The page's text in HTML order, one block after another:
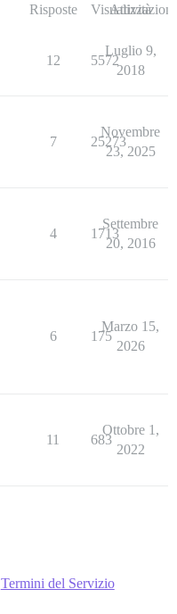
Risposte Visualizzazioni
Attività
12 5572
Luglio 9,
2018
7 25273
Novembre
23, 2025
4 1713
Settembre
20, 2016
6 175
Marzo 15,
2026
11 683
Ottobre 1,
2022
Termini del Servizio